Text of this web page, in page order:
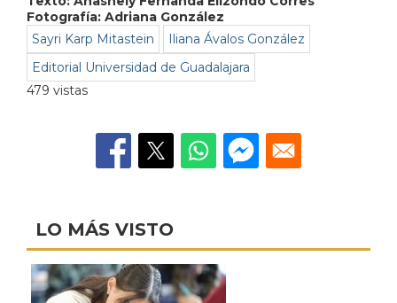
Fotografía: Adriana González
Sayri Karp Mitastein
Iliana Ávalos González
Editorial Universidad de Guadalajara
479 vistas
LO MÁS VISTO